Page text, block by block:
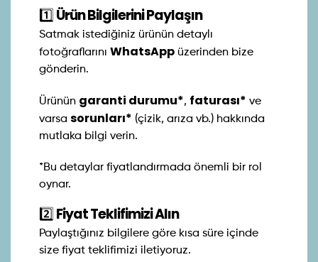
1️⃣ Ürün Bilgilerini Paylaşın
Satmak istediğiniz ürünün detaylı
fotoğraflarını WhatsApp üzerinden bize
gönderin.
Ürünün garanti durumu*, faturası* ve
varsa sorunları* (çizik, arıza vb.) hakkında
mutlaka bilgi verin.
*Bu detaylar fiyatlandırmada önemli bir rol
oynar.
2️⃣ Fiyat Teklifimizi Alın
Paylaştığınız bilgilere göre kısa süre içinde
size fiyat teklifimizi iletiyoruz.